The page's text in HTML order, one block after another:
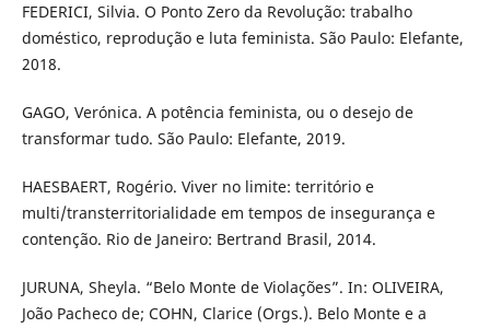
FEDERICI, Silvia. O Ponto Zero da Revolução: trabalho
doméstico, reprodução e luta feminista. São Paulo: Elefante,
2018.
GAGO, Verónica. A potência feminista, ou o desejo de
transformar tudo. São Paulo: Elefante, 2019.
HAESBAERT, Rogério. Viver no limite: território e
multi/transterritorialidade em tempos de insegurança e
contenção. Rio de Janeiro: Bertrand Brasil, 2014.
JURUNA, Sheyla. “Belo Monte de Violações”. In: OLIVEIRA,
João Pacheco de; COHN, Clarice (Orgs.). Belo Monte e a